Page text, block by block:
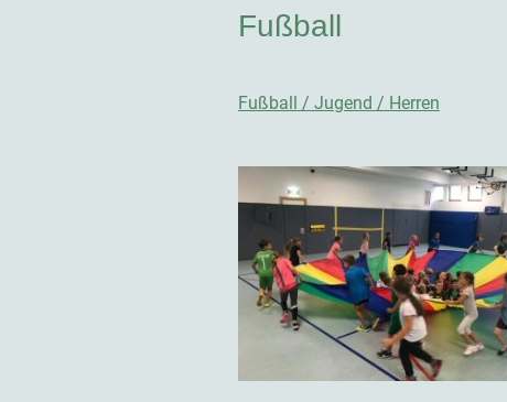
Fußball
Fußball / Jugend / Herren